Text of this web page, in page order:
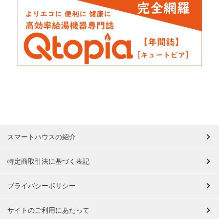
スマートハウスの紹介
特定商取引法に基づく表記
プライバシーポリシー
サイトのご利用にあたって